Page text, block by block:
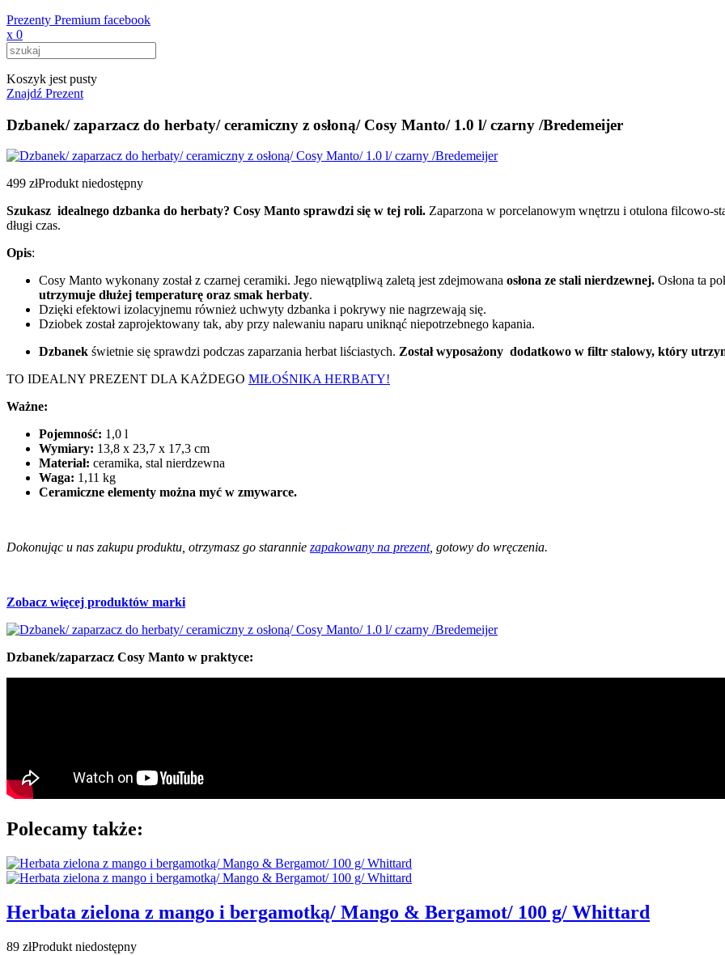
Prezenty Premium facebook
x 0
Koszyk jest pusty
Znajdź Prezent
Dzbanek/ zaparzacz do herbaty/ ceramiczny z osłoną/ Cosy Manto/ 1.0 l/ czarny /Bredemeijer
499 złProdukt niedostępny
Szukasz idealnego dzbanka do herbaty? Cosy Manto sprawdzi się w tej roli. Zaparzona w porcelanowym wnętrzu i otulona filcowo-
długi czas.
Opis:
Cosy Manto wykonany został z czarnej ceramiki. Jego niewątpliwą zaletą jest zdejmowana osłona ze stali nierdzewnej. Osłona ta
utrzymuje dłużej temperaturę oraz smak herbaty.
Dzięki efektowi izolacyjnemu również uchwyty dzbanka i pokrywy nie nagrzewają się.
Dziobek został zaprojektowany tak, aby przy nalewaniu naparu uniknąć niepotrzebnego kapania.
Dzbanek świetnie się sprawdzi podczas zaparzania herbat liściastych. Został wyposażony dodatkowo w filtr stalowy, który
TO IDEALNY PREZENT DLA KAŻDEGO MIŁOŚNIKA HERBATY!
Ważne:
Pojemność: 1,0 l
Wymiary: 13,8 x 23,7 x 17,3 cm
Materiał: ceramika, stal nierdzewna
Waga: 1,11 kg
Ceramiczne elementy można myć w zmywarce.
Dokonując u nas zakupu produktu, otrzymasz go starannie zapakowany na prezent, gotowy do wręczenia.
Zobacz więcej produktów marki
Dzbanek/zaparzacz Cosy Manto w praktyce:
Polecamy także:
Herbata zielona z mango i bergamotką/ Mango & Bergamot/ 100 g/ Whittard
89 złProdukt niedostępny